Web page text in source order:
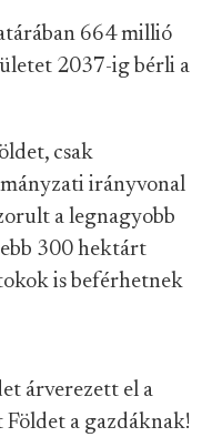
664 millió
2037-ig bérli a
csak
irányvonal
a legnagyobb
300 hektárt
is beférhetnek
árverezett el a
a gazdáknak!